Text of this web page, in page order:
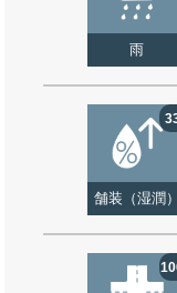
雨
舗装（湿潤）